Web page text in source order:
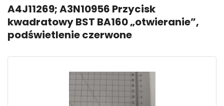
A4J11269; A3N10956 Przycisk
kwadratowy BST BA160 „otwieranie”,
podświetlenie czerwone